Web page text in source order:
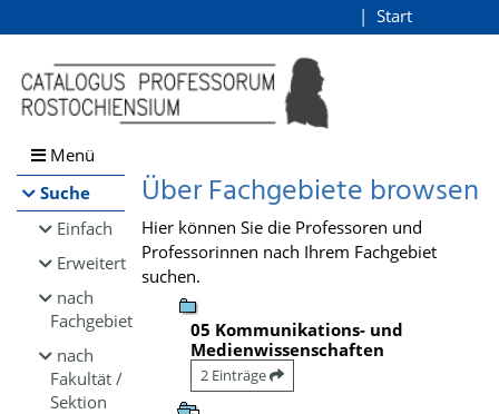
Browsen
direkt zum Inhalt
Start
Menü
Suche
Einfach
Erweitert
nach
Fachgebiet
nach
Fakultät /
Sektion
Über Fachgebiete browsen
Hier können Sie die Professoren und
Professorinnen nach Ihrem Fachgebiet
suchen.
05 Kommunikations- und
Medienwissenschaften
2 Einträge